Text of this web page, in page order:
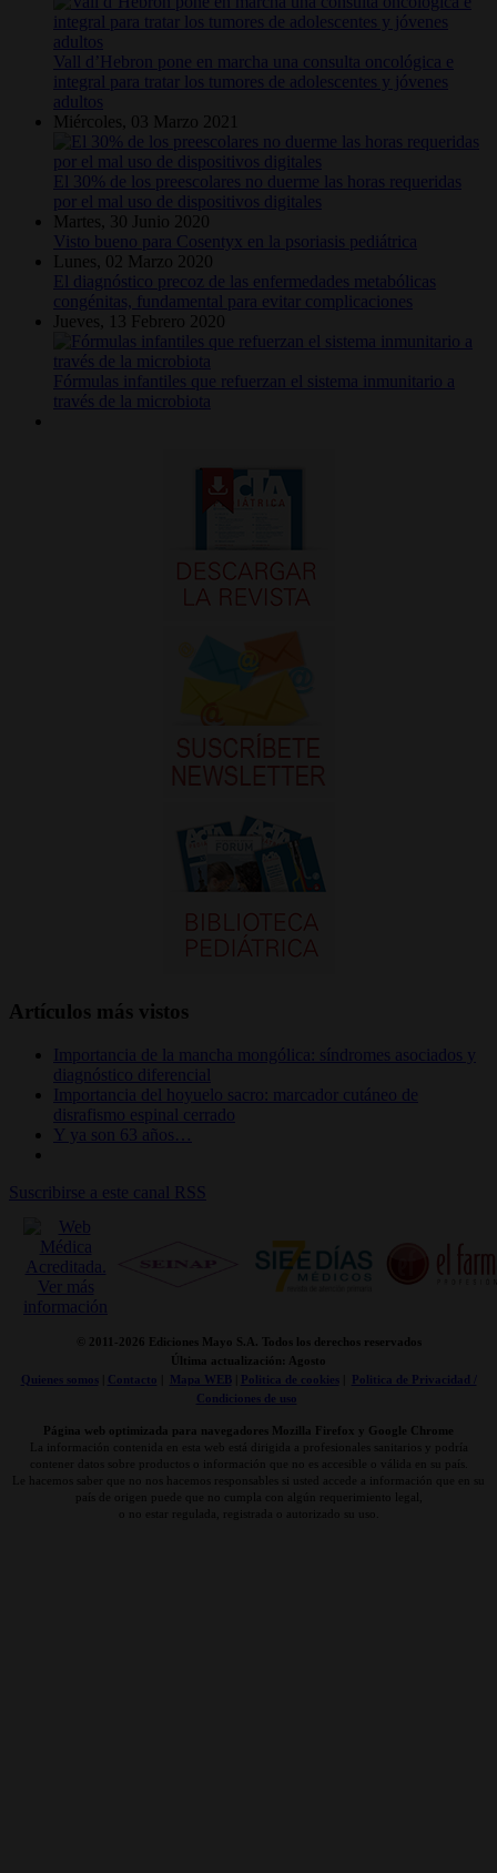
Vall d’Hebron pone en marcha una consulta oncológica e
integral para tratar los tumores de adolescentes y jóvenes
adultos
Miércoles, 03 Marzo 2021
El 30% de los preescolares no duerme las horas requeridas
por el mal uso de dispositivos digitales
Martes, 30 Junio 2020
Visto bueno para Cosentyx en la psoriasis pediátrica
Lunes, 02 Marzo 2020
El diagnóstico precoz de las enfermedades metabólicas
congénitas, fundamental para evitar complicaciones
Jueves, 13 Febrero 2020
Fórmulas infantiles que refuerzan el sistema inmunitario a
través de la microbiota
Artículos más vistos
Importancia de la mancha mongólica: síndromes asociados y
diagnóstico diferencial
Importancia del hoyuelo sacro: marcador cutáneo de
disrafismo espinal cerrado
Y ya son 63 años…
Suscribirse a este canal RSS
© 2011- 2026 Ediciones Mayo S.A. Todos los derechos reservados
Última actualización: Agosto
Quienes somos| Contacto Mapa WEB| Politica de cookies|
Politica de Privacidad /
Condiciones de uso
Página web optimizada para navegadores Mozilla Firefox y Google Chrome
La información contenida en esta web está dirigida a profesionales sanitarios y podría
contener datos sobre productos o información que no es accesible o válida en su país.
Le hacemos saber que no nos hacemos responsables si usted accede a información que en su
país de origen puede que no cumpla con algún requerimiento legal,
o no estar regulada, registrada o autorizado su uso.